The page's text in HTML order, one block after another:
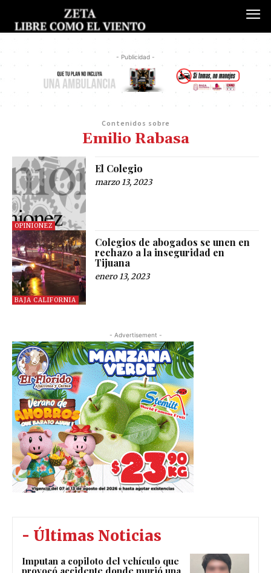
- Publicidad -
Contenidos sobre
Emilio Rabasa
OPINIONEZ
El Colegio
marzo 13, 2023
BAJA CALIFORNIA
Colegios de abogados se unen en
rechazo a la inseguridad en
Tijuana
enero 13, 2023
- Advertisement -
- Últimas Noticias
Imputan a copiloto del vehículo que
provocó accidente donde murió una